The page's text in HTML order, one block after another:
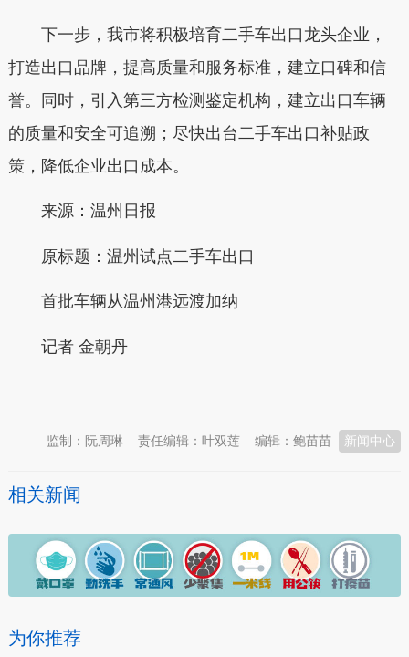
下一步，我市将积极培育二手车出口龙头企业，
打造出口品牌，提高质量和服务标准，建立口碑和信
誉。同时，引入第三方检测鉴定机构，建立出口车辆
的质量和安全可追溯；尽快出台二手车出口补贴政
策，降低企业出口成本。
来源：温州日报
原标题：温州试点二手车出口
首批车辆从温州港远渡加纳
记者 金朝丹
新闻中心
编辑：鲍苗苗
责任编辑：叶双莲
监制：阮周琳
相关新闻
为你推荐